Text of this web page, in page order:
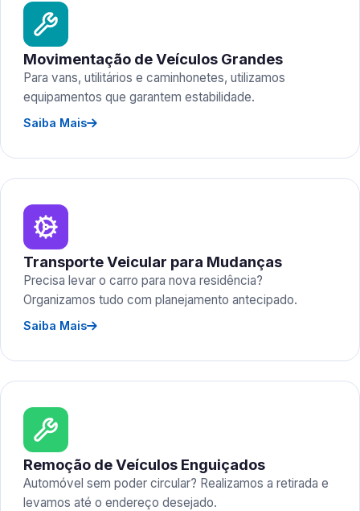
Movimentação de Veículos Grandes
Para vans, utilitários e caminhonetes, utilizamos
equipamentos que garantem estabilidade.
Saiba Mais
Transporte Veicular para Mudanças
Precisa levar o carro para nova residência?
Organizamos tudo com planejamento antecipado.
Saiba Mais
Remoção de Veículos Enguiçados
Automóvel sem poder circular? Realizamos a retirada e
levamos até o endereço desejado.